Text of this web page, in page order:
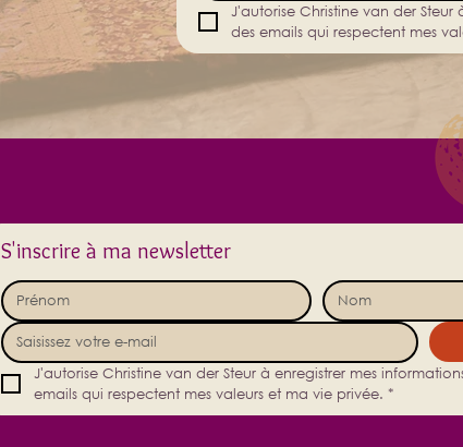
J'autorise Christine van der
des emails qui respectent mes
S'inscrire à ma newsletter
J'autorise Christine van der Steur à enregistrer mes
emails qui respectent mes valeurs et ma vie privée. *